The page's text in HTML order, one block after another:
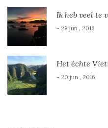
Ik heb veel te
- 28 jun , 2016
Het échte
- 20 jun , 2016